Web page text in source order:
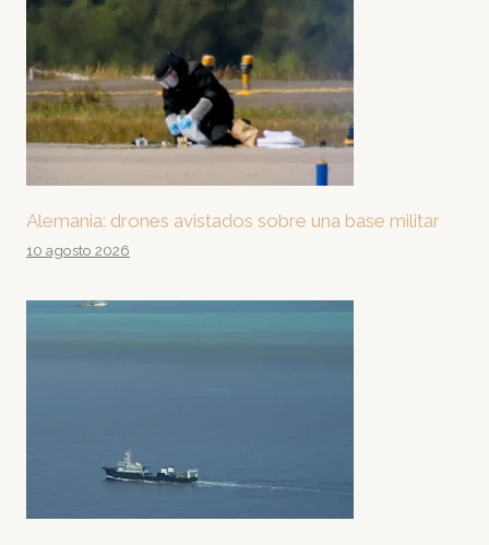
Alemania: drones avistados sobre una base militar
10 agosto 2026